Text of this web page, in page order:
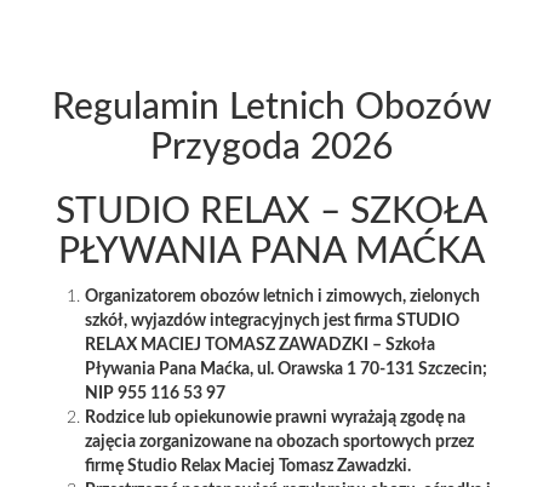
Regulamin Letnich Obozów
Przygoda 2026
STUDIO RELAX – SZKOŁA
PŁYWANIA PANA MAĆKA
Organizatorem obozów letnich i zimowych, zielonych
szkół, wyjazdów integracyjnych jest firma STUDIO
RELAX MACIEJ TOMASZ ZAWADZKI – Szkoła
Pływania Pana Maćka, ul. Orawska 1 70-131 Szczecin;
NIP 955 116 53 97
Rodzice lub opiekunowie prawni wyrażają zgodę na
zajęcia zorganizowane na obozach sportowych przez
firmę Studio Relax Maciej Tomasz Zawadzki.